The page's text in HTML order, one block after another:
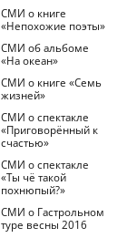
СМИ о книге
«Непохожие поэты»
СМИ об альбоме
«На океан»
СМИ о книге «Семь
жизней»
СМИ о спектакле
«Приговорённый к
счастью»
СМИ о спектакле
«Ты чё такой
похнюпый?»
СМИ о Гастрольном
туре весны 2016